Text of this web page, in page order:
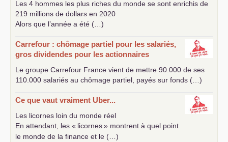
Les 4 hommes les plus riches du monde se sont enrichis de
219 millions de dollars en 2020
Alors que l’année a été (…)
Carrefour : chômage partiel pour les salariés,
gros dividendes pour les actionnaires
Le groupe Carrefour France vient de mettre 90.000 de ses
110.000 salariés au chômage partiel, payés sur fonds (…)
Ce que vaut vraiment Uber...
Les licornes loin du monde réel
En attendant, les « licornes» montrent à quel point
le monde de la finance et le (…)